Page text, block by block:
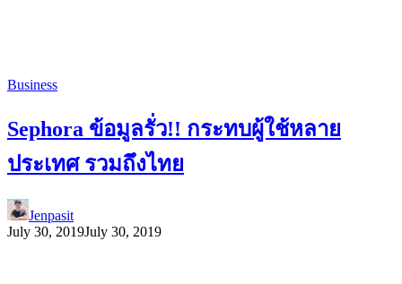
Business
Sephora ข้อมูลรั่ว!! กระทบผู้ใช้หลาย
ประเทศ รวมถึงไทย
Jenpasit
July 30, 2019July 30, 2019